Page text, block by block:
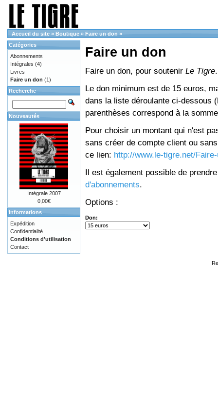
Accueil du site » Boutique » Faire un don »
Faire un don
Faire un don, pour soutenir Le Tigre.
Le don minimum est de 15 euros,
dans la liste déroulante ci-dessous
parenthèses correspond à la
Pour choisir un montant qui n'est
sans créer de compte client ou
ce lien: http://www.le-tigre.net/
Il est également possible de
d'abonnements.
Options :
Don:
Catégories
Abonnements
Intégrales (4)
Livres
Faire un don (1)
Recherche
Nouveautés
Intégrale 2007
0,00€
Informations
Expédition
Confidentialité
Conditions d'utilisation
Contact